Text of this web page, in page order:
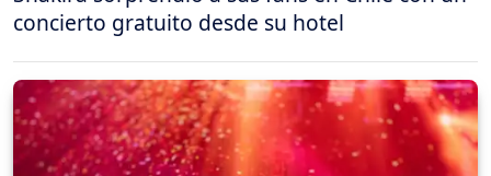
concierto gratuito desde su hotel